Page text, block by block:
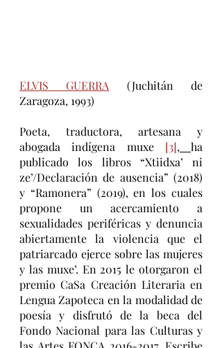
ELVIS GUERRA (Juchitán de
Zaragoza, 1993)
Poeta, traductora, artesana y
abogada indígena muxe [3], ha
publicado los libros “Xtiidxa’ ni
ze’/Declaración de ausencia” (2018)
y “Ramonera” (2019), en los cuales
propone un acercamiento a
sexualidades periféricas y denuncia
abiertamente la violencia que el
patriarcado ejerce sobre las mujeres
y las muxe’. En 2015 le otorgaron el
premio CaSa Creación Literaria en
Lengua Zapoteca en la modalidad de
poesía y disfrutó de la beca del
Fondo Nacional para las Culturas y